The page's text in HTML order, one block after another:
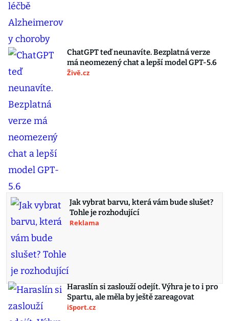
ChatGPT teď neunavíte. Bezplatná verze
má neomezený chat a lepší model GPT-5.6
Živě.cz
Jak vybrat barvu, která vám bude slušet?
Tohle je rozhodující
Reklama
Haraslín si zaslouží odejít. Výhra je to i pro
Spartu, ale měla by ještě zareagovat
iSport.cz